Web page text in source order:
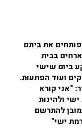
את ביתם
בבית
ביום שישי
ועוד הפתעות.
"אני קורא
ולהינות
להתרשם
ישי"